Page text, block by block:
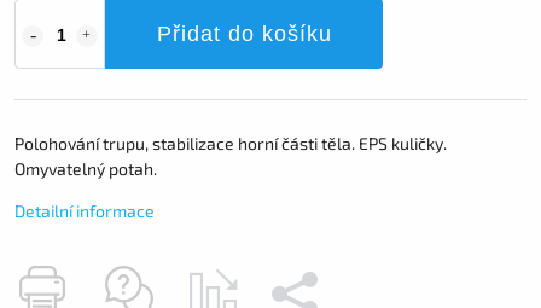
Přidat do košíku
Polohování trupu, stabilizace horní části těla. EPS kuličky.
Omyvatelný potah.
Detailní informace